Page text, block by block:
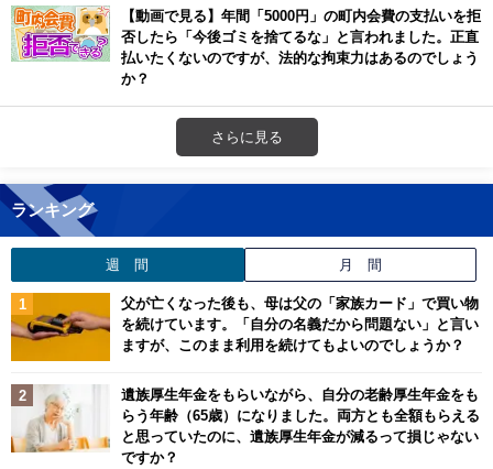
【動画で見る】年間「5000円」の町内会費の支払いを拒
否したら「今後ゴミを捨てるな」と言われました。正直
払いたくないのですが、法的な拘束力はあるのでしょう
か？
さらに見る
ランキング
週 間 月 間
父が亡くなった後も、母は父の「家族カード」で買い物
を続けています。「自分の名義だから問題ない」と言い
ますが、このまま利用を続けてもよいのでしょうか？
遺族厚生年金をもらいながら、自分の老齢厚生年金をも
らう年齢（65歳）になりました。両方とも全額もらえる
と思っていたのに、遺族厚生年金が減るって損じゃない
ですか？